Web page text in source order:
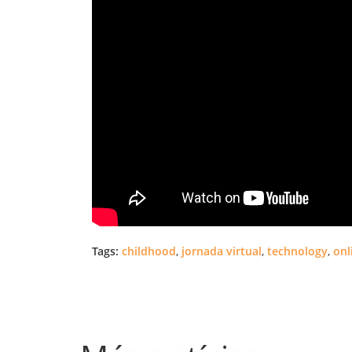
Tags: childhood, jornada virtual, technology,